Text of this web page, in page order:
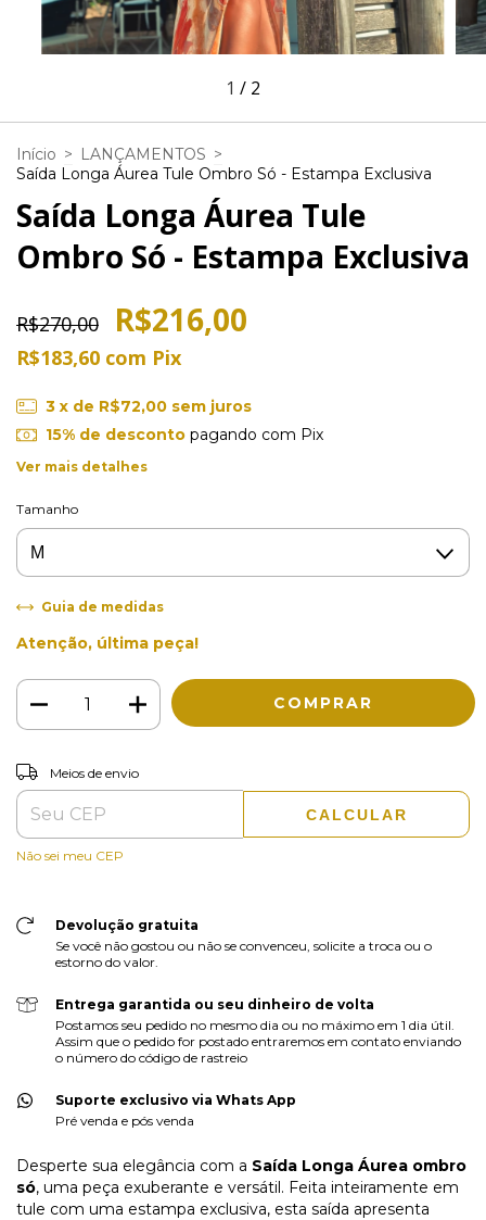
1 / 2
Início > LANÇAMENTOS >
Saída Longa Áurea Tule Ombro Só - Estampa Exclusiva
Saída Longa Áurea Tule
Ombro Só - Estampa Exclusiva
R$270,00 R$216,00
R$183,60 com Pix
3 x de R$72,00 sem juros
15% de descontopagando com Pix
Ver mais detalhes
Tamanho
Guia de medidas
Atenção, última peça!
Entregas para o CEP:
Meios de envio
CALCULAR
Não sei meu CEP
Devolução gratuita
Se você não gostou ou não se convenceu, solicite a troca ou o
estorno do valor.
Entrega garantida ou seu dinheiro de volta
Postamos seu pedido no mesmo dia ou no máximo em 1 dia útil.
Assim que o pedido for postado entraremos em contato enviando
o número do código de rastreio
Suporte exclusivo via Whats App
Pré venda e pós venda
Desperte sua elegância com a Saída Longa Áurea ombro
só, uma peça exuberante e versátil. Feita inteiramente em
tule com uma estampa exclusiva, esta saída apresenta